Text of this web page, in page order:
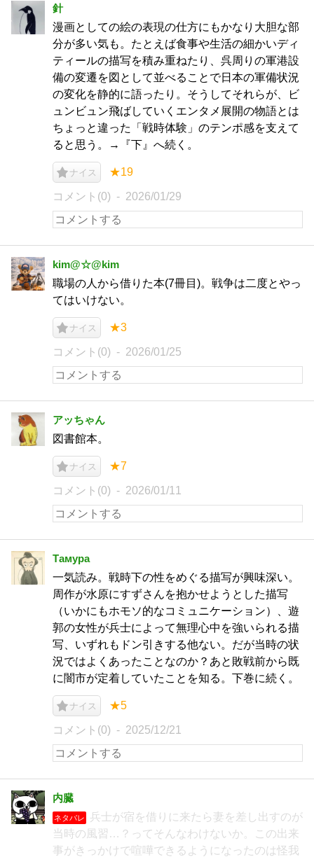
針
漫画としての絵の表現の仕方にもかなり大胆な部
分が多い気も。たとえば食事や生活の細かいディ
ティールの描写を積み重ねたり、呉周りの軍港設
備の変遷を図として並べることで日本の軍備状況
の変化を静的に語ったり。そうしてそれらが、ビ
ュンビュン飛ばしていくエンタメ展開の物語とは
ちょっと違った「戦時体験」のテンポ感を支えて
ると思う。→『下』へ続く。
ナイス ★19
コメント(0) 2026/01/29
kim@☆@kim
職場の人から借りた本(7冊目)。戦争は二度とやっ
てはいけない。
ナイス ★3
コメント(0) 2026/01/25
アッちゃん
図書館本。
ナイス ★7
コメント(0) 2026/01/11
Тамура
一気読み。戦時下の性をめぐる描写が興味深い。
周作が水原にすずさんを抱かせようとした描写
（いかにもホモソ的なコミュニケーション）、遊
郭の女性が兵士によって無理心中を強いられる描
写、いずれもドン引きする他ない。だが当時の状
況ではよくあったことなのか？あと敗戦前から既
に闇市が定着していたことを知る。下巻に続く。
ナイス ★5
コメント(0) 2025/12/21
内臓
ネタバレ
兵士が宿を借りに来たら妻を差し出すのが
当時の風習…？ってそんなわけないか。この出来
事がきっかけで喧嘩できるようになったのは怪我